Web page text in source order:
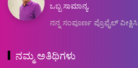
ಒಬ್ಬ ಸಾಮಾನ್ಯ.
ನನ್ನ ಸಂಪೂರ್ಣ ಪ್ರೊಫೈಲ್ ವೀಕ್ಷಿಸಿ
ನಮ್ಮ ಅತಿಥಿಗಳು